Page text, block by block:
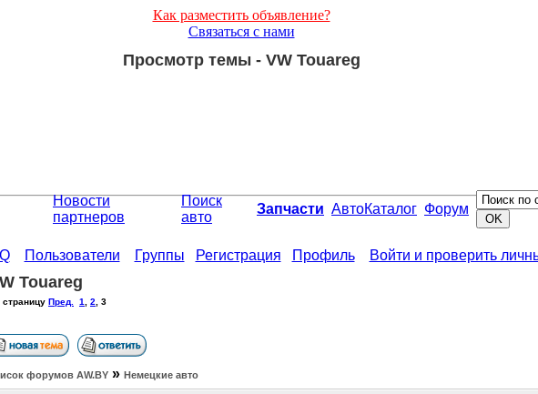
Как разместить объявление?
Связаться с нами
Просмотр темы - VW Touareg
Новости
партнеров
Поиск
авто
Запчасти АвтоКаталог Форум
Пользователи Группы Регистрация Профиль Войти и проверить
Touareg
страницу Пред. 1 2 3
форумов АW.BY» Немецкие авто